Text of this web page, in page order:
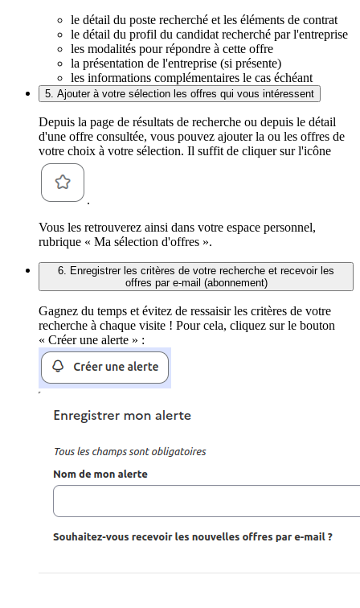
le détail du poste recherché et les éléments de contrat
le détail du profil du candidat recherché par l'entreprise
les modalités pour répondre à cette offre
la présentation de l'entreprise (si présente)
les informations complémentaires le cas échéant
5. Ajouter à votre sélection les offres qui vous intéressent
Depuis la page de résultats de recherche ou depuis le détail
d'une offre consultée, vous pouvez ajouter la ou les offres de
votre choix à votre sélection. Il suffit de cliquer sur l'icône
.
Vous les retrouverez ainsi dans votre espace personnel,
rubrique « Ma sélection d'offres ».
6. Enregistrer les critères de votre recherche et recevoir les
offres par e-mail (abonnement)
Gagnez du temps et évitez de ressaisir les critères de votre
recherche à chaque visite ! Pour cela, cliquez sur le bouton
« Créer une alerte » :